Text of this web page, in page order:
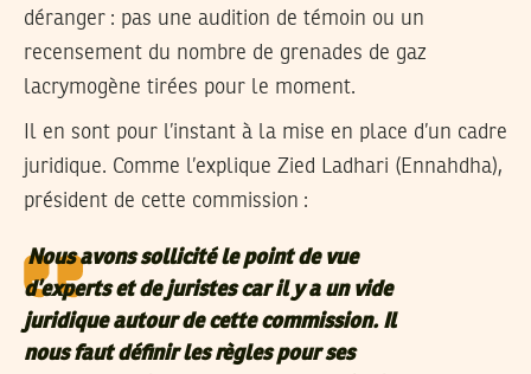
déranger : pas une audition de témoin ou un
recensement du nombre de grenades de gaz
lacrymogène tirées pour le moment.
Il en sont pour l’instant à la mise en place d’un cadre
juridique. Comme l’explique Zied Ladhari (Ennahdha),
président de cette commission :
Nous avons sollicité le point de vue
d’experts et de juristes car il y a un vide
juridique autour de cette commission. Il
nous faut définir les règles pour ses